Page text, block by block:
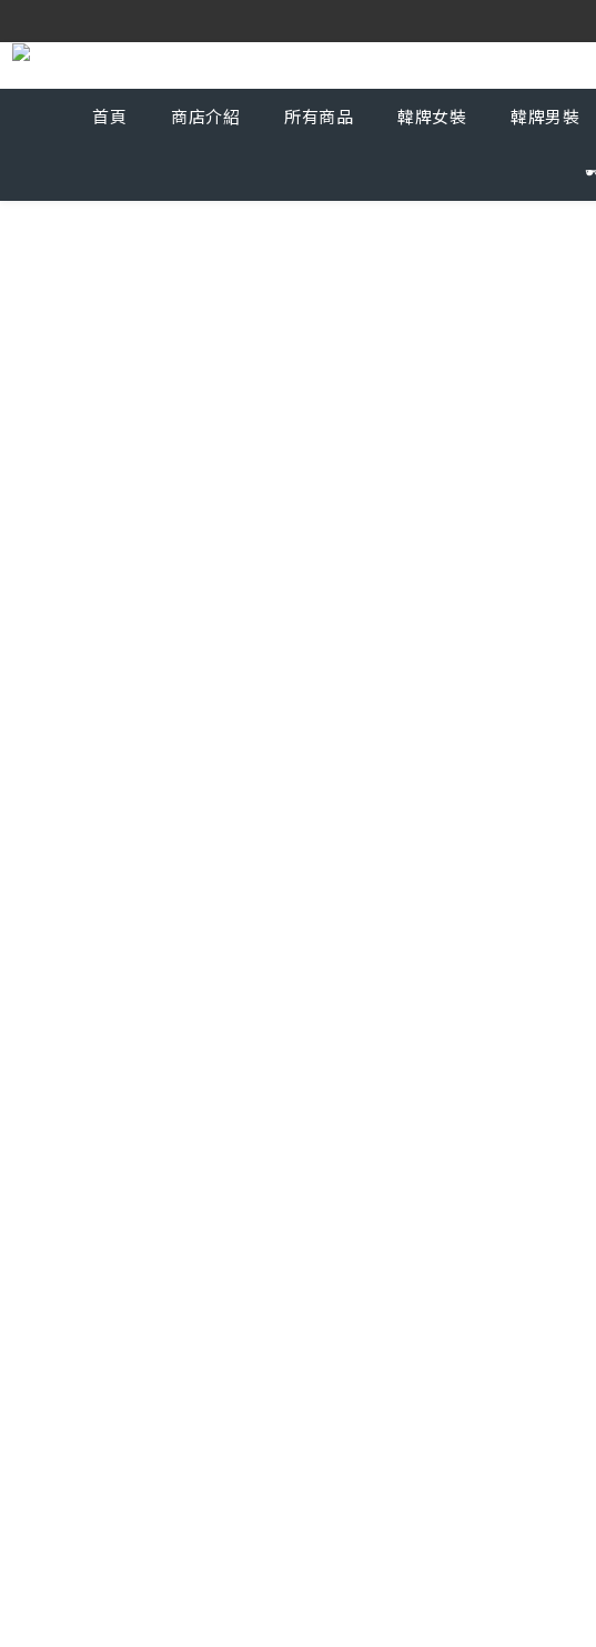
8/
首頁 商店介紹 所有商品 韓牌女裝 韓牌男裝